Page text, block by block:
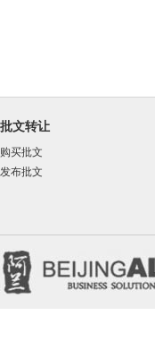
批文转让
购买批文
发布批文